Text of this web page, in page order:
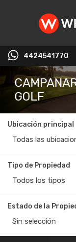
4424541770
GOLF
Ubicación principal
Todas las
Tipo de Propiedad
Todos los tipos
Estado de la
Sin selección